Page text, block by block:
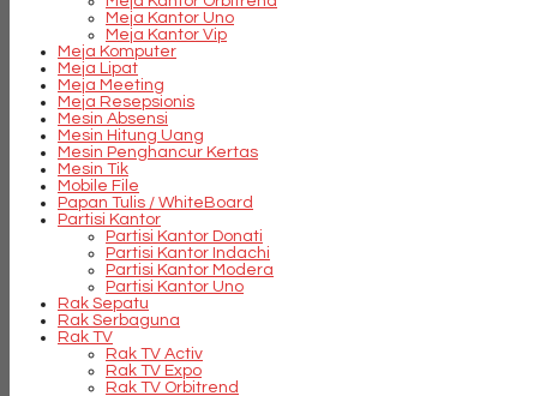
Meja Kantor Uno
Meja Kantor Vip
Meja Komputer
Meja Lipat
Meja Meeting
Meja Resepsionis
Mesin Absensi
Mesin Hitung Uang
Mesin Penghancur Kertas
Mesin Tik
Mobile File
Papan Tulis / WhiteBoard
Partisi Kantor
Partisi Kantor Donati
Partisi Kantor Indachi
Partisi Kantor Modera
Partisi Kantor Uno
Rak Sepatu
Rak Serbaguna
Rak TV
Rak TV Activ
Rak TV Expo
Rak TV Orbitrend